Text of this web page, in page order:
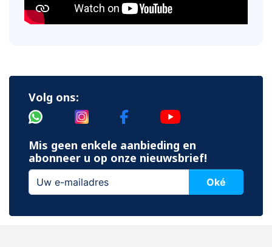
Volg ons:
Mis geen enkele aanbieding en
abonneer u op onze nieuwsbrief!
Oké